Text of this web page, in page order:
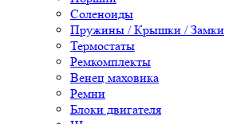
Соленоиды
Пружины / Крышки / Замки
Термостаты
Ремкомплекты
Венец маховика
Ремни
Блоки двигателя